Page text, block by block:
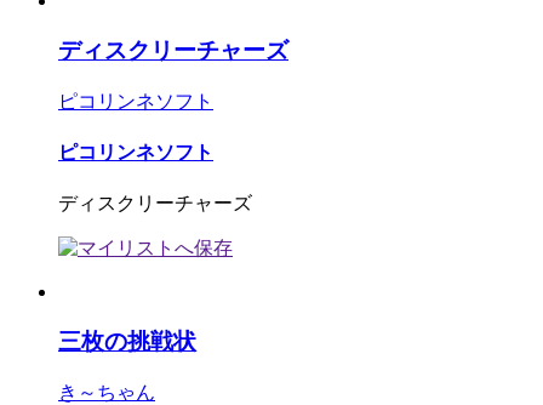
ディスクリーチャーズ
ピコリンネソフト
ピコリンネソフト
ディスクリーチャーズ
三枚の挑戦状
き～ちゃん